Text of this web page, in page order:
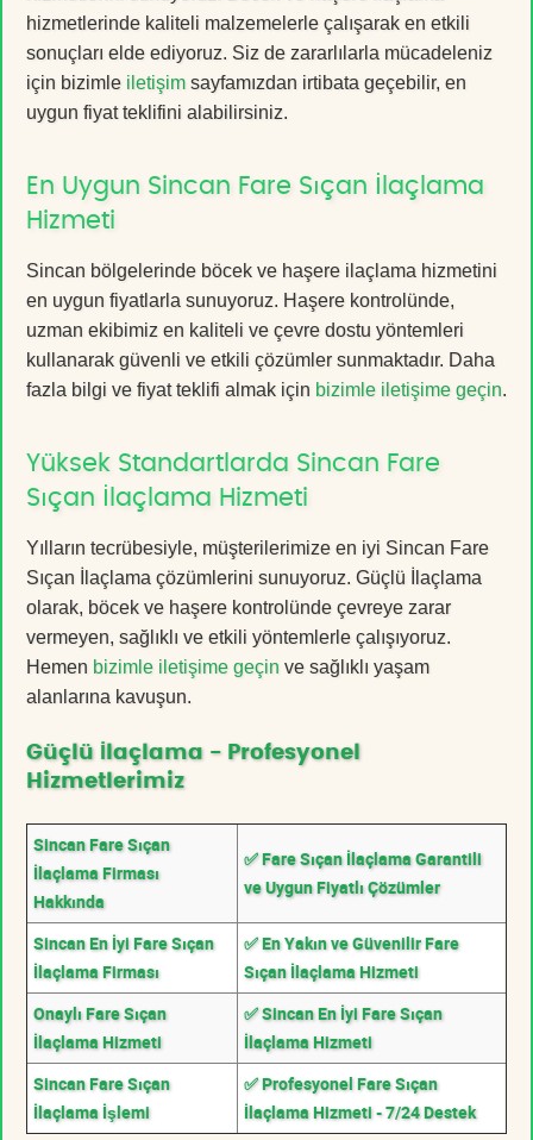
hizmetlerinde kaliteli malzemelerle çalışarak en etkili
sonuçları elde ediyoruz. Siz de zararlılarla mücadeleniz
için bizimle iletişim sayfamızdan irtibata geçebilir, en
uygun fiyat teklifini alabilirsiniz.
En Uygun Sincan Fare Sıçan İlaçlama
Hizmeti
Sincan bölgelerinde böcek ve haşere ilaçlama hizmetini
en uygun fiyatlarla sunuyoruz. Haşere kontrolünde,
uzman ekibimiz en kaliteli ve çevre dostu yöntemleri
kullanarak güvenli ve etkili çözümler sunmaktadır. Daha
fazla bilgi ve fiyat teklifi almak için bizimle iletişime geçin.
Yüksek Standartlarda Sincan Fare
Sıçan İlaçlama Hizmeti
Yılların tecrübesiyle, müşterilerimize en iyi Sincan Fare
Sıçan İlaçlama çözümlerini sunuyoruz. Güçlü İlaçlama
olarak, böcek ve haşere kontrolünde çevreye zarar
vermeyen, sağlıklı ve etkili yöntemlerle çalışıyoruz.
Hemen bizimle iletişime geçin ve sağlıklı yaşam
alanlarına kavuşun.
Güçlü İlaçlama - Profesyonel
Hizmetlerimiz
Sincan Fare Sıçan
İlaçlama Firması
Hakkında
✅ Fare Sıçan İlaçlama Garantili
ve Uygun Fiyatlı Çözümler
Sincan En İyi Fare Sıçan
İlaçlama Firması
✅ En Yakın ve Güvenilir Fare
Sıçan İlaçlama Hizmeti
Onaylı Fare Sıçan
İlaçlama Hizmeti
✅ Sincan En İyi Fare Sıçan
İlaçlama Hizmeti
Sincan Fare Sıçan
İlaçlama İşlemi
✅ Profesyonel Fare Sıçan
İlaçlama Hizmeti - 7/24 Destek